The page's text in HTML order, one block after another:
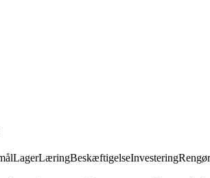
LagerLæringBeskæftigelseInvestering